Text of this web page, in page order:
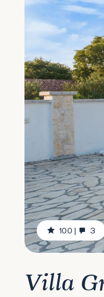
10.0 | 3
Villa